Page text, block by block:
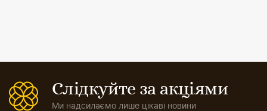
Слідкуйте за акціями
Ми надсилаємо лише цікаві новини